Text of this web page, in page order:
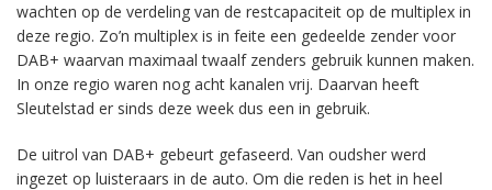
wachten op de verdeling van de restcapaciteit op de multiplex in
deze regio. Zo’n multiplex is in feite een gedeelde zender voor
DAB+ waarvan maximaal twaalf zenders gebruik kunnen maken.
In onze regio waren nog acht kanalen vrij. Daarvan heeft
Sleutelstad er sinds deze week dus een in gebruik.
De uitrol van DAB+ gebeurt gefaseerd. Van oudsher werd
ingezet op luisteraars in de auto. Om die reden is het in heel